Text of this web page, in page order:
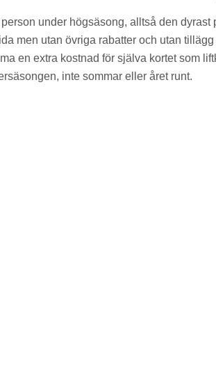
under högsäsong, alltså den dyrast
men utan övriga rabatter och utan
en extra kostnad för själva kortet som
inte sommar eller året runt.